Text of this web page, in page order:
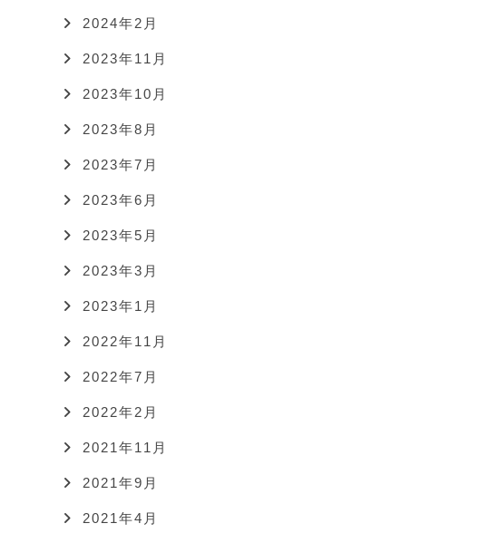
2024年2月
2023年11月
2023年10月
2023年8月
2023年7月
2023年6月
2023年5月
2023年3月
2023年1月
2022年11月
2022年7月
2022年2月
2021年11月
2021年9月
2021年4月